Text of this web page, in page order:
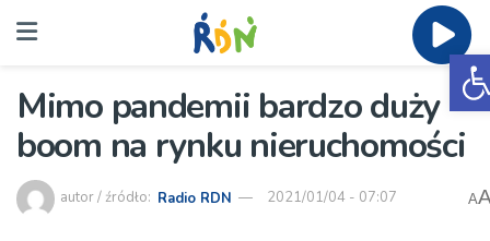
Mimo pandemii bardzo duży
boom na rynku nieruchomości
autor / źródło: Radio RDN 2021/01/04 - 07:07 A